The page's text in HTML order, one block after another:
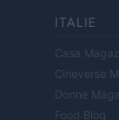
ITALIE
Casa
Cineverse
Donne
Food Blog